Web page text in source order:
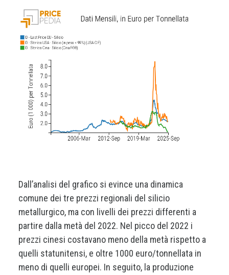
Dall’analisi del grafico si evince una dinamica
comune dei tre prezzi regionali del silicio
metallurgico, ma con livelli dei prezzi differenti a
partire dalla metà del 2022. Nel picco del 2022 i
prezzi cinesi costavano meno della metà rispetto a
quelli statunitensi, e oltre 1000 euro/tonnellata in
meno di quelli europei. In seguito, la produzione